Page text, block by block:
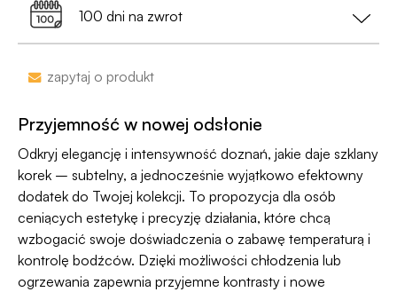
Dyskrecji — jeśli ją naruszymy, zwrócimy Ci
przy zamówieniu za min. 199 zł
100 dni na zwrot
100 dni na zwrot. Sam proces jesy niezwykle
programu Wygodne Zwroty®.
zapytaj o produkt
Przyjemność w nowej odsłonie
Odkryj elegancję i intensywność doznań, jakie daje szklany
korek – subtelny, a jednocześnie wyjątkowo efektowny
dodatek do Twojej kolekcji. To propozycja dla osób
ceniących estetykę i precyzję działania, które chcą
wzbogacić swoje doświadczenia o zabawę temperaturą i
kontrolę bodźców. Dzięki możliwości chłodzenia lub
ogrzewania zapewnia przyjemne kontrasty i nowe